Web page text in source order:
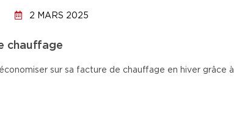
2 MARS 2025
chauffage
sur sa facture de chauffage en hiver grâce à